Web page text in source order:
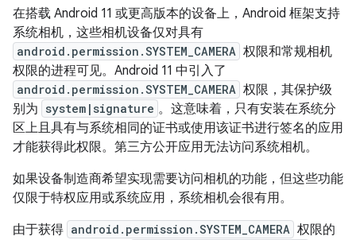
在搭载 Android 11 或更高版本的设备上，Android 框架支持
系统相机，这些相机设备仅对具有
android.permission.SYSTEM_CAMERA 权限和常规相机
权限的进程可见。Android 11 中引入了
android.permission.SYSTEM_CAMERA 权限，其保护级
别为 system|signature 。这意味着，只有安装在系统分
区上且具有与系统相同的证书或使用该证书进行签名的应用
才能获得此权限。第三方公开应用无法访问系统相机。
如果设备制造商希望实现需要访问相机的功能，但这些功能
仅限于特权应用或系统应用，系统相机会很有用。
由于获得 android.permission.SYSTEM_CAMERA 权限的